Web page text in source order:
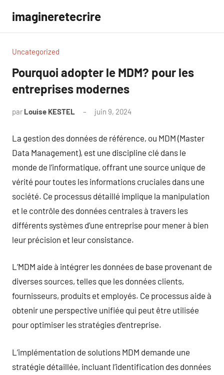
contenu
imagineretecrire
Uncategorized
Pourquoi adopter le MDM? pour les
entreprises modernes
par Louise KESTEL juin 9, 2024
La gestion des données de référence, ou MDM (Master
Data Management), est une discipline clé dans le
monde de l’informatique, offrant une source unique de
vérité pour toutes les informations cruciales dans une
société. Ce processus détaillé implique la manipulation
et le contrôle des données centrales à travers les
différents systèmes d’une entreprise pour mener à bien
leur précision et leur consistance.
L’MDM aide à intégrer les données de base provenant de
diverses sources, telles que les données clients,
fournisseurs, produits et employés. Ce processus aide à
obtenir une perspective unifiée qui peut être utilisée
pour optimiser les stratégies d’entreprise.
L’implémentation de solutions MDM demande une
stratégie détaillée, incluant l’identification des données